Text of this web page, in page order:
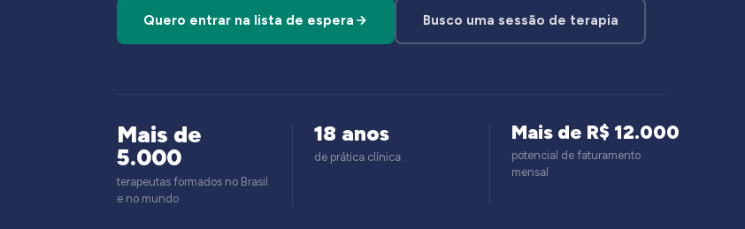
Quero entrar na lista de espera Busco uma sessão de terapia
Mais de
5.000
terapeutas formados no Brasil
e no mundo
18 anos
de prática clínica
Mais de R$ 12.000
potencial de faturamento
mensal